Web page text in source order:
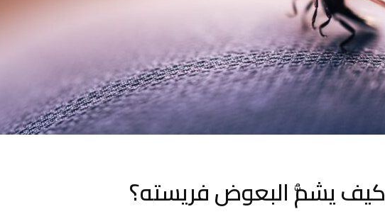
كيف يشمُّ البعوض فريسته؟